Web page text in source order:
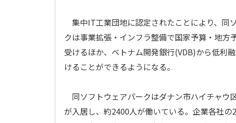
集中IT工業団地に認定されたことにより、同
クは事業拡張・インフラ整備で国家予算・地方
受けるほか、ベトナム開発銀行(VDB)から低利
けることができるようになる。
同ソフトウェアパークはダナン市ハイチャウ
が入居し、約2400人が働いている。企業各社